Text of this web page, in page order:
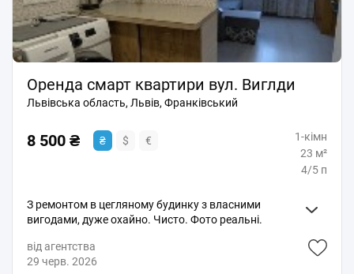
Оренда смарт квартири вул. Виглди
Львівська область, Львів, Франківський
8 500 ₴ ₴ $ €
1-кімн
23 м²
4/5 п
З ремонтом в цегляному будинку з власними
вигодами, дуже охайно. Чисто. Фото реальні.
сонячна сторона. Також є для користування газова
плита в кухні по коридору (спільна для декількох
від агентства
29 черв. 2026